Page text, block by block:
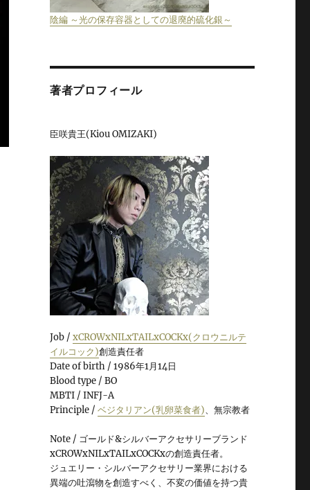
陰編 ～光の保存容器としての退廃的硫化銀～
著者プロフィール
臣咲貴王(Kiou OMIZAKI)
Job / xCROWxNILxTAILxCOCKx(クロウニルテ
イルコック)創造責任者
Date of birth / 1986年1月14日
Blood type / BO
MBTI / INFJ-A
Principle / ベジタリアン(乳卵菜食者)、無宗教者
Note / ゴールド&シルバーアクセサリーブランド
xCROWxNILxTAILxCOCKxの創造責任者。
ジュエリー・シルバーアクセサリー業界における
異端の吐瀉物を創造すべく、不変の価値を持つ貴